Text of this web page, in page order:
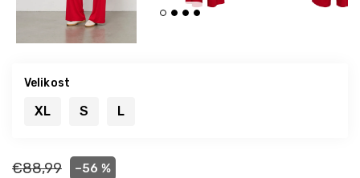
€88,99 –56 %
Velikost
XL S L